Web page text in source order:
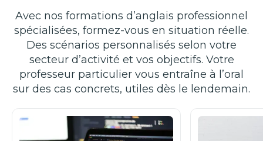
Avec nos formations d’anglais professionnel
spécialisées, formez-vous en situation réelle.
Des scénarios personnalisés selon votre
secteur d’activité et vos objectifs. Votre
professeur particulier vous entraîne à l’oral
sur des cas concrets, utiles dès le lendemain.